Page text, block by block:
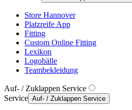
Store Hannover
Platzreife App
Fitting
Custom Online Fitting
Lexikon
Logobälle
Teambekleidung
Auf- / Zuklappen Service
Service Auf- / Zuklappen Service